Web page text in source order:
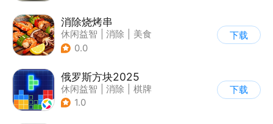
消除烧烤串
休闲益智 消除
美食
| 清新
0.0
下载
俄罗斯方块2025
休闲益智 消除
棋牌
| 俄罗斯方块
1.0
下载